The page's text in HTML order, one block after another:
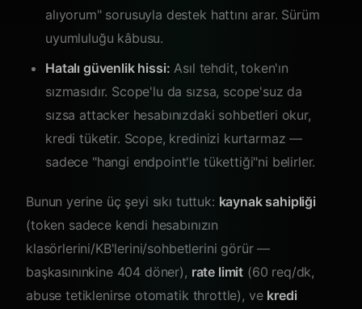
alıyorum" sorusuyla destek hattını arar. Sürüm
uyumluluğu kâbusu.
Hatalı güvenlik hissi: Asıl tehdit, token'ın
sızmasıdır. Scope'lu da sızsa, scope'suz da
sızsa attacker hesabınızdaki sohbetleri okur,
kredi tüketir. Scope, kredinizi kurtarmaz —
sadece "hangi endpoint'le tükettiği"ni belirler.
Bunun yerine üç şeyi sıkı tuttuk: kaynak sahipliği
(token sadece kendi hesabınızın
klasörlerini/KB'lerini/sohbetlerini görür —
başkasınınkine 404 döner), rate limit (60 req/dk,
abuse tetiklenirse otomatik throttle), ve kredi